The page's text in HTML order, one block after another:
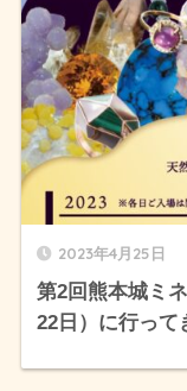
2023年4月25日
第2回熊本城ミ
22日）に行って